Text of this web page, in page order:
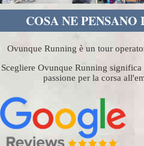
COSA NE
Ovunque Running è un tour
Scegliere Ovunque Running
passione per la corsa